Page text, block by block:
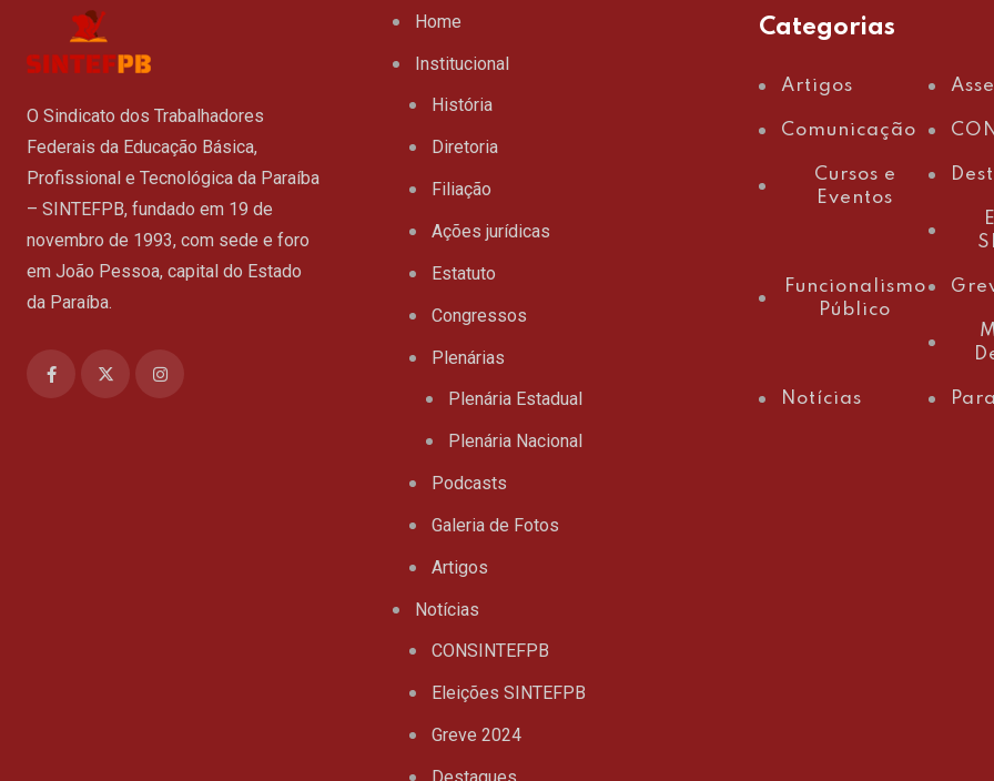
O Sindicato dos Trabalhadores
Federais da Educação Básica,
Profissional e Tecnológica da Paraíba
– SINTEFPB, fundado em 19 de
novembro de 1993, com sede e foro
em João Pessoa, capital do Estado
da Paraíba.
Home
Institucional
História
Diretoria
Filiação
Ações jurídicas
Estatuto
Congressos
Plenárias
Plenária Estadual
Plenária Nacional
Podcasts
Galeria de Fotos
Artigos
Notícias
CONSINTEFPB
Eleições SINTEFPB
Greve 2024
Categorias
Artigos
Comunicação
Cursos e
Eventos
Funcionalismo
Público
Notícias